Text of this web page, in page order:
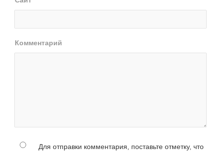
Комментарий
Для отправки комментария, поставьте отметку, что